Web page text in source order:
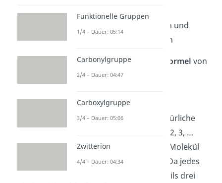
-Einfachbindungen und
-Einfachbindungen
Dieallgemeine Summenformel von
Alkanen lautet deshalb:
Dabei ist n eine ganze natürliche
Zahl wie beispielsweise 1, 2, 3, …
Angenommen, das Alkan-Molekül
hat2 Kohlenstoffatome
. Da jedes
Kohlenstoffatom mit jeweils drei
Funktionelle Gruppen
1/4 – Dauer: 05:14
Carbonylgruppe
2/4 – Dauer: 04:47
Carboxylgruppe
3/4 – Dauer: 05:06
Zwitterion
4/4 – Dauer: 04:34